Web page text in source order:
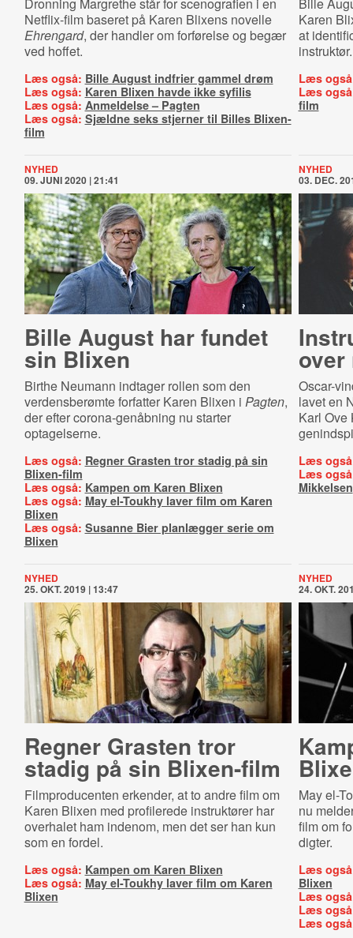
Netflix-film baseret på Karen Blixens novelle
Ehrengard, der handler om forførelse og begær
ved hoffet.
Læs også: Bille August indfrier gammel drøm
Læs også: Karen Blixen havde ikke syfilis
Læs også: Anmeldelse – Pagten
Læs også: Sjældne seks stjerner til Billes Blixen-
film
Karen
at
instruktør.
Læs
Læs
film
NYHED
09. JUNI 2020 | 21:41
Bille August har fundet
sin Blixen
Birthe Neumann indtager rollen som den
verdensberømte forfatter Karen Blixen i Pagten,
der efter corona-genåbning nu starter
optagelserne.
Læs også: Regner Grasten tror stadig på sin
Blixen-film
Læs også: Kampen om Karen Blixen
Læs også: May el-Toukhy laver film om Karen
Blixen
Læs også: Susanne Bier planlægger serie om
Blixen
NYHED
03. DEC.
over
Oscar-
lavet en
Karl Ove
Læs
Læs
Mikkelsen
NYHED
25. OKT. 2019 | 13:47
Regner Grasten tror
stadig på sin Blixen-film
Filmproducenten erkender, at to andre film om
Karen Blixen med profilerede instruktører har
overhalet ham indenom, men det ser han kun
som en fordel.
Læs også: Kampen om Karen Blixen
Læs også: May el-Toukhy laver film om Karen
Blixen
NYHED
24. OKT.
May el-
nu
film om
digter.
Læs
Blixen
Læs
Læs
Læs